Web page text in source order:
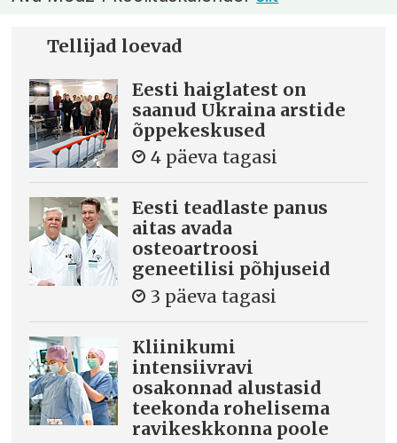
Tellijad loevad
Eesti haiglatest on
saanud Ukraina arstide
õppekeskused
4 päeva tagasi
Eesti teadlaste panus
aitas avada
osteoartroosi
geneetilisi põhjuseid
3 päeva tagasi
Kliinikumi
intensiivravi
osakonnad alustasid
teekonda rohelisema
ravikeskkonna poole